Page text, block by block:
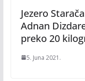
Jezero
Adnan
preko 20
5. Juna 2021.